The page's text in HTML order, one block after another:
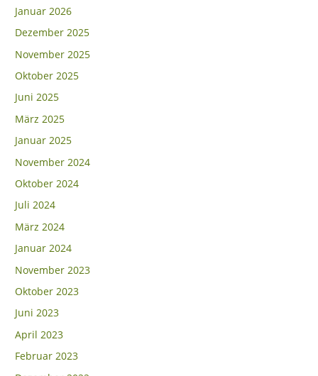
Januar 2026
Dezember 2025
November 2025
Oktober 2025
Juni 2025
März 2025
Januar 2025
November 2024
Oktober 2024
Juli 2024
März 2024
Januar 2024
November 2023
Oktober 2023
Juni 2023
April 2023
Februar 2023